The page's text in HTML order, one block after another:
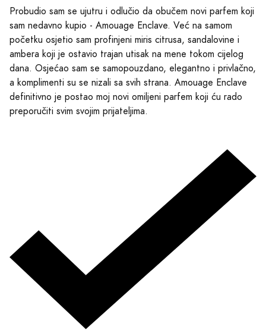
Probudio sam se ujutru i odlučio da obučem novi parfem koji
sam nedavno kupio - Amouage Enclave. Već na samom
početku osjetio sam profinjeni miris citrusa, sandalovine i
ambera koji je ostavio trajan utisak na mene tokom cijelog
dana. Osjećao sam se samopouzdano, elegantno i privlačno,
a komplimenti su se nizali sa svih strana. Amouage Enclave
definitivno je postao moj novi omiljeni parfem koji ću rado
preporučiti svim svojim prijateljima.